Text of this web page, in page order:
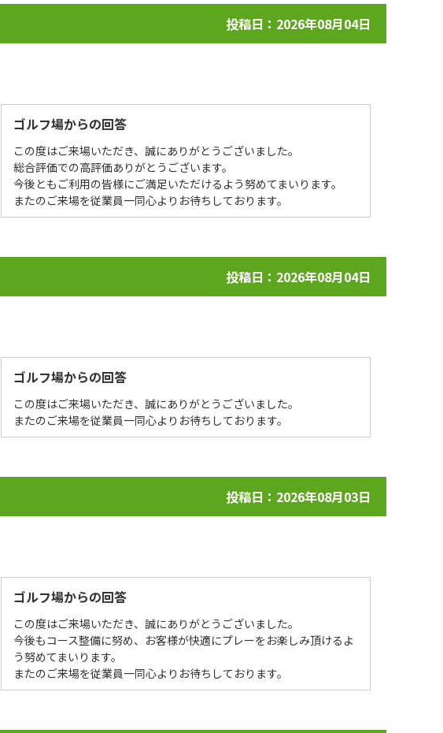
投稿日：2026年08月04日
ゴルフ場からの回答
この度はご来場いただき、誠にありがとうございました。
総合評価での高評価ありがとうございます。
今後ともご利用の皆様にご満足いただけるよう努めてまいります。
またのご来場を従業員一同心よりお待ちしております。
投稿日：2026年08月04日
ゴルフ場からの回答
この度はご来場いただき、誠にありがとうございました。
またのご来場を従業員一同心よりお待ちしております。
投稿日：2026年08月03日
ゴルフ場からの回答
この度はご来場いただき、誠にありがとうございました。
今後もコース整備に努め、お客様が快適にプレーをお楽しみ頂けるよ
う努めてまいります。
またのご来場を従業員一同心よりお待ちしております。